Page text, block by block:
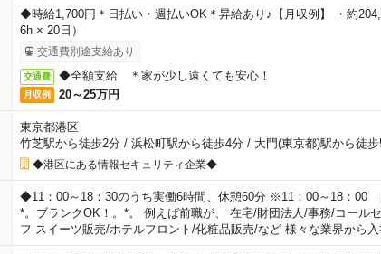
◆時給1,700円＊日払い・週払いOK＊昇給あり♪【月収例】 ・約
6h × 20日）
交通費別途支給あり
交通費 ◆全額支給 ＊家が少し遠くても安心！
月収例 20～25万円
東京都港区
竹芝駅から徒歩2分/ 浜松町駅から徒歩4分/ 大門(東京都)駅から徒
◆港区にある情報セキュリティ企業◆
◆11：00～18：30のうち実働6時間、休憩60分 ※11：00～18：
*。ブランクOK！。*。 例えば前職が、 在宅/財団法人/事務/コール
フ スイーツ販売/ホテルフロント/化粧品販売/など 様々な業界から